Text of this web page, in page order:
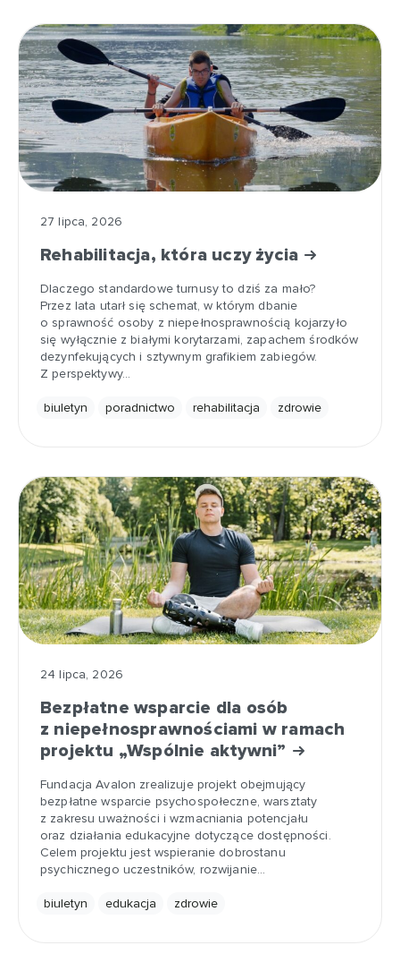
27 lipca, 2026
Rehabilitacja, która uczy życia
Dlaczego standardowe turnusy to dziś za mało?
Przez lata utarł się schemat, w którym dbanie
o sprawność osoby z niepełnosprawnością kojarzyło
się wyłącznie z białymi korytarzami, zapachem środków
dezynfekujących i sztywnym grafikiem zabiegów.
Z perspektywy…
biuletyn poradnictwo rehabilitacja zdrowie
24 lipca, 2026
Bezpłatne wsparcie dla osób
z niepełnosprawnościami w ramach
projektu „Wspólnie aktywni”
Fundacja Avalon zrealizuje projekt obejmujący
bezpłatne wsparcie psychospołeczne, warsztaty
z zakresu uważności i wzmacniania potencjału
oraz działania edukacyjne dotyczące dostępności.
Celem projektu jest wspieranie dobrostanu
psychicznego uczestników, rozwijanie…
biuletyn edukacja zdrowie